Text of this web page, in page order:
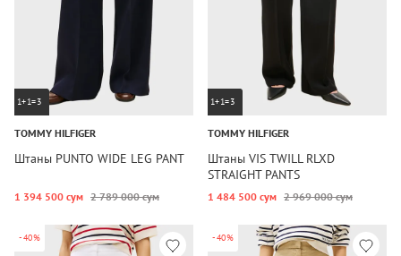
1+1=3
TOMMY HILFIGER
Штаны PUNTO WIDE LEG PANT
1 394 500 сум 2 789 000 сум
1+1=3
TOMMY HILFIGER
Штаны VIS TWILL RLXD
STRAIGHT PANTS
1 484 500 сум 2 969 000 сум
-40% -40%